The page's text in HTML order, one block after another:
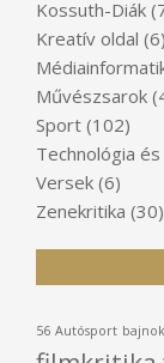
Kossuth-Diák
Kreatív oldal (6)
Művészsarok
Sport (102)
Technológia
Versek (6)
Zenekritika (30)
56 Autósport